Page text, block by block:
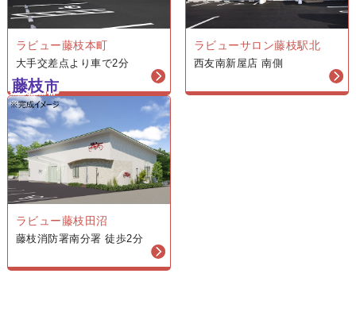
ラビュー藤枝本町
大手交差点より車で2分
ラビューサロン藤枝駅北
西友南新屋店 南側
藤枝市
ラビュー藤枝田沼
藤枝消防署南分署 徒歩2分